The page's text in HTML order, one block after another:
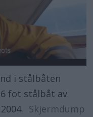
i stålbåten
fot stålbåt av
Skjermdump